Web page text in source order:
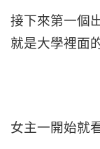
接下來第一個
就是大學裡面
女主一開始就